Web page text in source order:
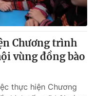
Chương trình
vùng đồng bào
thực hiện Chương